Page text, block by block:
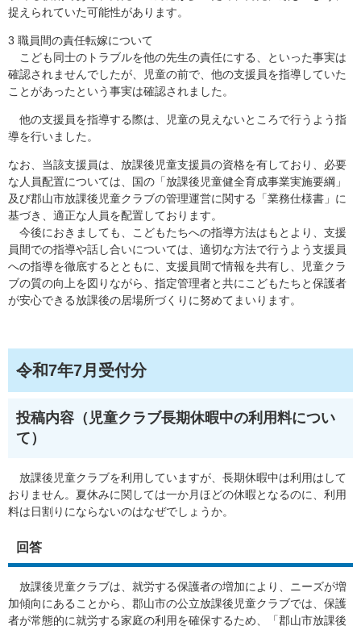
捉えられていた可能性があります。
3 職員間の責任転嫁について
こども同士のトラブルを他の先生の責任にする、といった事実は
確認されませんでしたが、児童の前で、他の支援員を指導していた
ことがあったという事実は確認されました。
他の支援員を指導する際は、児童の見えないところで行うよう指
導を行いました。
なお、当該支援員は、放課後児童支援員の資格を有しており、必要
な人員配置については、国の「放課後児童健全育成事業実施要綱」
及び郡山市放課後児童クラブの管理運営に関する「業務仕様書」に
基づき、適正な人員を配置しております。
今後におきましても、こどもたちへの指導方法はもとより、支援
員間での指導や話し合いについては、適切な方法で行うよう支援員
への指導を徹底するとともに、支援員間で情報を共有し、児童クラ
ブの質の向上を図りながら、指定管理者と共にこどもたちと保護者
が安心できる放課後の居場所づくりに努めてまいります。
令和7年7月受付分
投稿内容（児童クラブ長期休暇中の利用料につい
て）
放課後児童クラブを利用していますが、長期休暇中は利用はして
おりません。夏休みに関しては一か月ほどの休暇となるのに、利用
料は日割りにならないのはなぜでしょうか。
回答
放課後児童クラブは、就労する保護者の増加により、ニーズが増
加傾向にあることから、郡山市の公立放課後児童クラブでは、保護
者が常態的に就労する家庭の利用を確保するため、「郡山市放課後